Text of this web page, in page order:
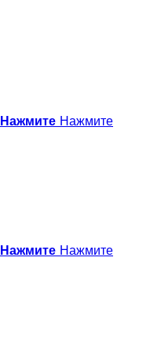
Нажмите Нажмите
Нажмите Нажмите